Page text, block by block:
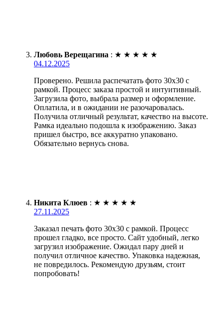
Любовь Верещагина : ★ ★ ★ ★ ★
04.12.2025
Проверено. Решила распечатать фото 30х30 с
рамкой. Процесс заказа простой и интуитивный.
Загрузила фото, выбрала размер и оформление.
Оплатила, и в ожидании не разочаровалась.
Получила отличный результат, качество на высоте.
Рамка идеально подошла к изображению. Заказ
пришел быстро, все аккуратно упаковано.
Обязательно вернусь снова.
Никита Клюев : ★ ★ ★ ★ ★
27.11.2025
Заказал печать фото 30х30 с рамкой. Процесс
прошел гладко, все просто. Сайт удобный, легко
загрузил изображение. Ожидал пару дней и
получил отличное качество. Упаковка надежная,
не повредилось. Рекомендую друзьям, стоит
попробовать!